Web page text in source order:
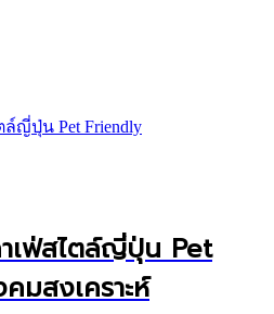
เฟ่สไตล์ญี่ปุ่น Pet
มสงเคราะห์